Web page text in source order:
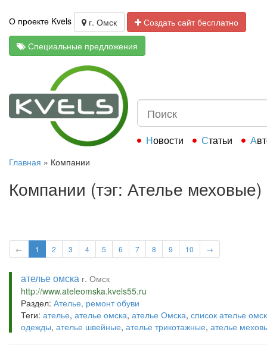
О проекте Kvels г. Омск
Создать сайт бесплатно
Специальные предложения
Новости Статьи
Главная » Компании
Компании (тэг: Ателье меховые)
← 1 2 3 4 5 6 7 8 9 10 →
ателье омска г. Омск
http://www.ateleomska.kvels55.ru
Раздел: Ателье, ремонт обуви
Теги: ателье, ателье омска, ателье Омска, список ателье
одежды, ателье швейные, ателье трикотажные, ателье